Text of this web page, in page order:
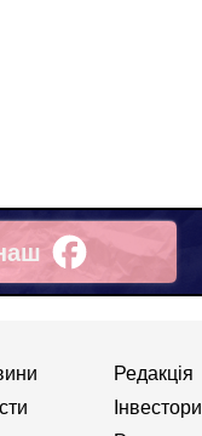
Редакція
Інвестори